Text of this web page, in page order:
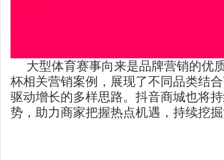
大型体育赛事向来是品牌营销的优
杯相关营销案例，展现了不同品类结
驱动增长的多样思路。抖音商城也将
势，助力商家把握热点机遇，持续挖